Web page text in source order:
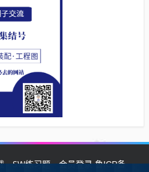
SW练习题 会员登录鲁ICP备